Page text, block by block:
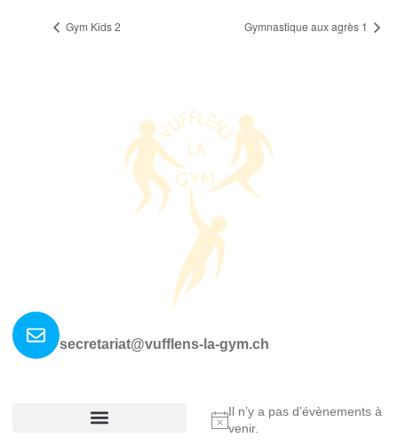
Gym Kids 2 Gymnastique aux agrès 1
secretariat@vufflens-la-gym.ch
Notice
Il n’y a pas d’évènements à
venir.